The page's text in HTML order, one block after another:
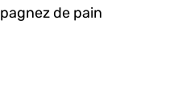
de pain